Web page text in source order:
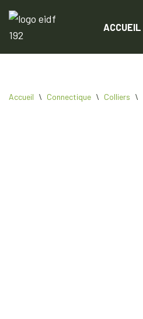
Aller
ACCUEIL
Accueil \ Connectique \ Colliers \